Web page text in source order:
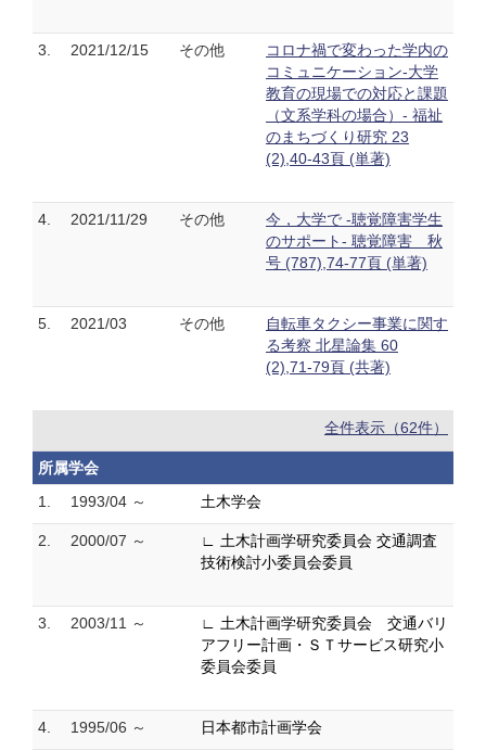
3. 2021/12/15 その他
コロナ禍で変わった学内の
コミュニケーション-大学
教育の現場での対応と課題
（文系学科の場合）- 福祉
のまちづくり研究 23
(2),40-43頁 (単著)
4. 2021/11/29 その他
今，大学で -聴覚障害学生
のサポート- 聴覚障害 秋
号 (787),74-77頁 (単著)
5. 2021/03 その他
自転車タクシー事業に関す
る考察 北星論集 60
(2),71-79頁 (共著)
全件表示（62件）
所属学会
1.
1993/04 ～ 土木学会
2. 2000/07 ～
∟ 土木計画学研究委員会 交通調査
技術検討小委員会委員
3. 2003/11 ～
∟ 土木計画学研究委員会 交通バリ
アフリー計画・ＳＴサービス研究小
委員会委員
4. 1995/06 ～ 日本都市計画学会